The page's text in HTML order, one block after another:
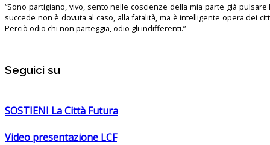
“Sono partigiano, vivo, sento nelle coscienze della mia parte già pulsare
succede non è dovuta al caso, alla fatalità, ma è intelligente opera dei
Perciò odio chi non parteggia, odio gli indifferenti.”
Seguici su
SOSTIENI La Città Futura
Video presentazione LCF